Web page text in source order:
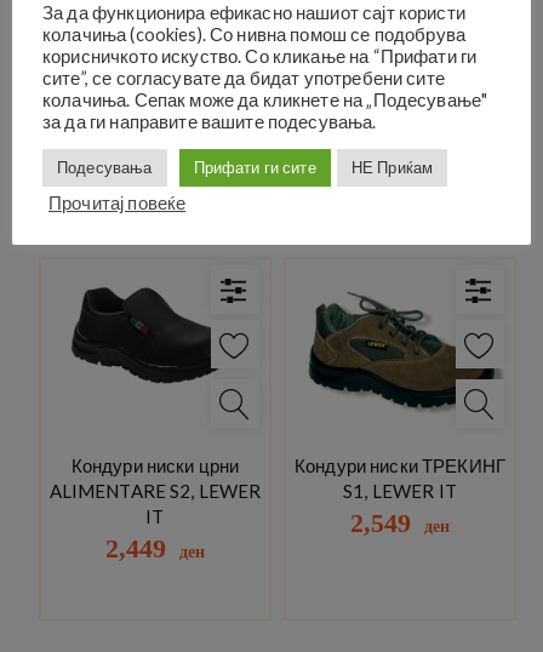
Кондури ниски S3 Тренди
5,190 ден
Кондури ниски
Scamosciate S1Р, LEWER
Italy
2,349 ден
Кондури ниски црни
ALIMENTARE S2, LEWER
IT
2,449 ден
Кондури ниски ТРЕКИНГ
S1, LEWER IT
2,549 ден
За да функционира ефикасно нашиот сајт користи
колачиња (cookies). Со нивна помош се подобрува
корисничкото искуство. Со кликање на “Прифати ги
сите”, се согласувате да бидат употребени сите
колачиња. Сепак може да кликнете на „Подесување"
за да ги направите вашите подесувања.
Подесувања Прифати ги сите НЕ Приќам
Прочитај повеќе